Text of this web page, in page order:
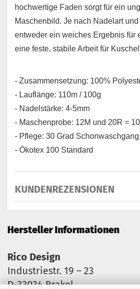
hochwertige Faden sorgt für ein
Maschenbild. Je nach Nadelart
entweder ein weiches Ergebnis für
eine feste, stabile Arbeit für
- Zusammensetzung: 100%
- Lauflänge: 110m / 100g
- Nadelstärke: 4-5mm
- Maschenprobe: 12M und 20R =
- Pflege: 30 Grad Schonwaschgang
- Ökotex 100 Standard
KUNDENREZENSIONEN
Hersteller Informationen
Rico Design
Industriestr. 19 – 23
D-33034 Brakel